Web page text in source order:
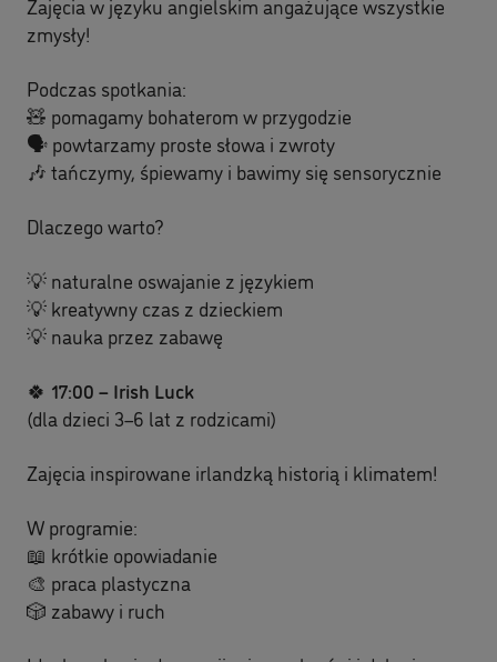
Zajęcia w języku angielskim angażujące wszystkie
zmysły!
Podczas spotkania:
🧸 pomagamy bohaterom w przygodzie
🗣 powtarzamy proste słowa i zwroty
🎶 tańczymy, śpiewamy i bawimy się sensorycznie
Dlaczego warto?
💡 naturalne oswajanie z językiem
💡 kreatywny czas z dzieckiem
💡 nauka przez zabawę
🍀 17:00 – Irish Luck
(dla dzieci 3–6 lat z rodzicami)
Zajęcia inspirowane irlandzką historią i klimatem!
W programie:
📖 krótkie opowiadanie
🎨 praca plastyczna
🎲 zabawy i ruch